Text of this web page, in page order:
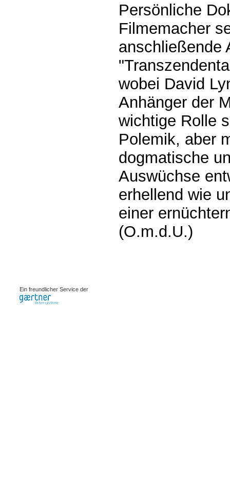
Persönliche
Filmemacher
anschließende
wobei David
Anhänger der
wichtige Rolle
Polemik, aber
dogmatische
Auswüchse
erhellend wie
einer
(O.m.d.U.)
Ein freundlicher Service der